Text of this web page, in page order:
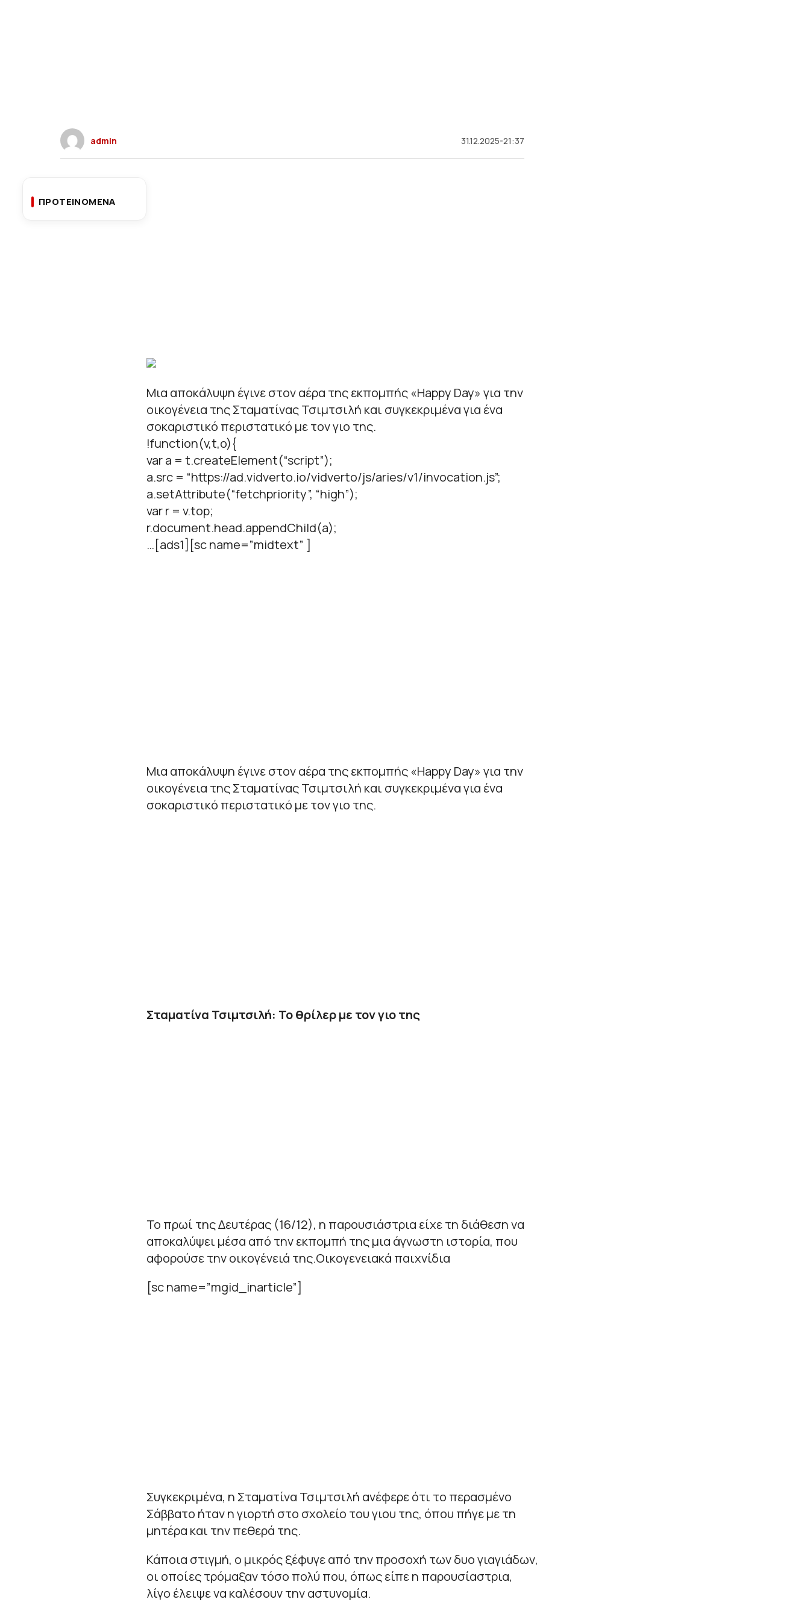
admin 31.12.2025-21:37
ΠΡΟΤΕΙΝΟΜΕΝΑ
Μια αποκάλυψη έγινε στον αέρα της εκπομπής «Happy Day» για την
οικογένεια της Σταματίνας Τσιμτσιλή και συγκεκριμένα για ένα
σοκαριστικό περιστατικό με τον γιο της.
!function(v,t,o){
var a = t.createElement(“script”);
a.src = “https://ad.vidverto.io/vidverto/js/aries/v1/invocation.js”;
a.setAttribute(“fetchpriority”, “high”);
var r = v.top;
r.document.head.appendChild(a);
…[ads1][sc name=”midtext” ]
Μια αποκάλυψη έγινε στον αέρα της εκπομπής «Happy Day» για την
οικογένεια της Σταματίνας Τσιμτσιλή και συγκεκριμένα για ένα
σοκαριστικό περιστατικό με τον γιο της.
Σταματίνα Τσιμτσιλή: Το θρίλερ με τον γιο της
Το πρωί της Δευτέρας (16/12), η παρουσιάστρια είχε τη διάθεση να
αποκαλύψει μέσα από την εκπομπή της μια άγνωστη ιστορία, που
αφορούσε την οικογένειά της.Οικογενειακά παιχνίδια
[sc name=”mgid_inarticle”]
Συγκεκριμένα, η Σταματίνα Τσιμτσιλή ανέφερε ότι το περασμένο
Σάββατο ήταν η γιορτή στο σχολείο του γιου της, όπου πήγε με τη
μητέρα και την πεθερά της.
Κάποια στιγμή, ο μικρός ξέφυγε από την προσοχή των δυο γιαγιάδων,
οι οποίες τρόμαξαν τόσο πολύ που, όπως είπε η παρουσίαστρια,
λίγο έλειψε να καλέσουν την αστυνομία.